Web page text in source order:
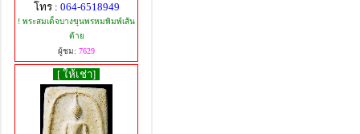
โทร : 064-6518949
! พระสมเด็จบางขุนพรหมพิมพ์เส้น
ด้าย
ผู้ชม: 7629
[ ให้เช่า]